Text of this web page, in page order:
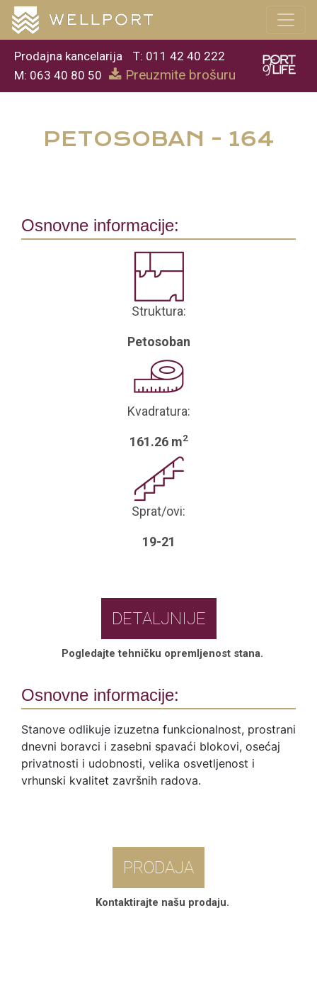
Prodajna kancelarija
T: 011 42 40 222
M: 063 40 80 50
Preuzmite brošuru
PETOSOBAN - 164
Osnovne informacije:
Struktura:
Petosoban
Kvadratura:
161.26 m2
Sprat/ovi:
19-21
DETALJNIJE
Pogledajte tehničku opremljenost stana.
Osnovne informacije:
Stanove odlikuje izuzetna funkcionalnost, prostrani
dnevni boravci i zasebni spavaći blokovi, osećaj
privatnosti i udobnosti, velika osvetljenost i
vrhunski kvalitet završnih radova.
PRODAJA
Kontaktirajte našu prodaju.